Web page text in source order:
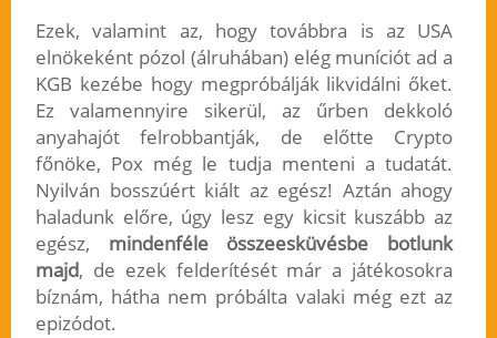
Ezek, valamint az, hogy továbbra is az USA
elnökeként pózol (álruhában) elég muníciót ad a
KGB kezébe hogy megpróbálják likvidálni őket.
Ez valamennyire sikerül, az űrben dekkoló
anyahajót felrobbantják, de előtte Crypto
főnöke, Pox még le tudja menteni a tudatát.
Nyilván bosszúért kiált az egész! Aztán ahogy
haladunk előre, úgy lesz egy kicsit kuszább az
egész, mindenféle összeesküvésbe botlunk
majd, de ezek felderítését már a játékosokra
bíznám, hátha nem próbálta valaki még ezt az
epizódot.